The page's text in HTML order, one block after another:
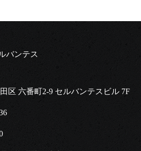
バンテス
区 六番町2-9 セルバンテスビル 7F